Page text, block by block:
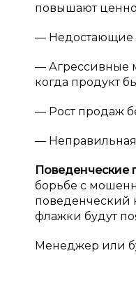
повышают
— Недостающие
— Агрессивные
когда продукт
— Рост продаж
—
борьбе с
поведенческий
флажки будут
Менеджер или